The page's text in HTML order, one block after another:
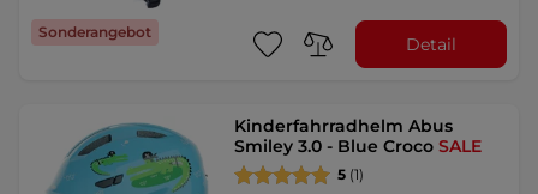
Sonderangebot
Detail
Kinderfahrradhelm Abus
Smiley 3.0 - Blue CrocoSALE
5 (1)